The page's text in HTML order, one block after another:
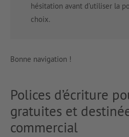
hésitation avant d’utiliser la
choix.
Bonne navigation !
Polices d’écriture
gratuites et
commercial